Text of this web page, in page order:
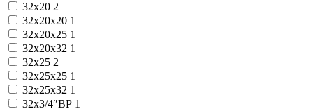
32x20 2
32x20x20 1
32x20x25 1
32x20x32 1
32x25 2
32x25x25 1
32x25x32 1
32x3/4″ВР 1